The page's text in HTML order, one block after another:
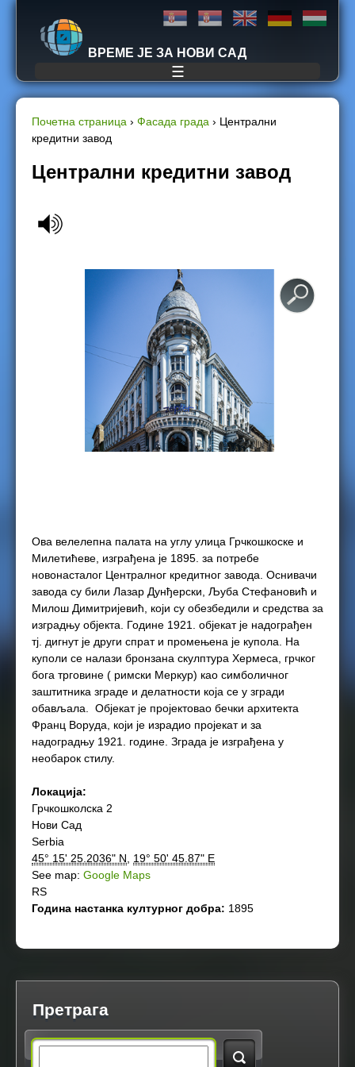
Jump to navigation
ВРЕМЕ ЈЕ ЗА НОВИ САД
☰
Y
o
Почетна страница › Фасада града › Централни
кредитни завод
Централни кредитни завод
Ова велелепна палата на углу улица Грчкошкоскe и
Милетићеве, изграђена је 1895. за потребе
новонасталог Централног кредитног завода. Оснивачи
завода су били Лазар Дунђерски, Љуба Стефановић и
Милош Димитријевић, који су обезбедили и средства за
изградњу објекта. Године 1921. oбјекат је надограђен
тј. дигнут је други спрат и промењена је купола. На
куполи се налази бронзана скулптура Хермеса, грчког
бога трговине ( римски Меркур) као симболичног
заштитника зграде и делатности која се у згради
обављала. Објекат је пројектовао бечки архитекта
Франц Воруда, који је израдио пројекат и за
надоградњу 1921. године. Зграда је изграђена у
необарок стилу.
Локација:
Грчкошколска 2
Нови Сад
Serbia
45° 15' 25.2036" N
19° 50' 45.87" E
See map: Google Maps
RS
Година настанка културног добра: 1895
Претрага